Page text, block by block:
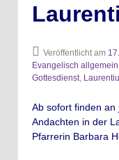
Veröffentlicht am
Evangelisch allgemein
Gottesdienst,
Ab sofort finden
Andachten in der
Pfarrerin Barbara